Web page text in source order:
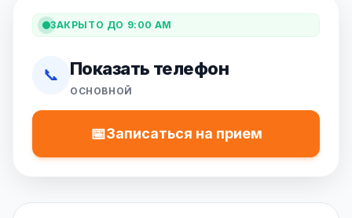
ЗАКРЫТО ДО 9:00 AM
📞 Показать телефон
ОСНОВНОЙ
📅Записаться на прием